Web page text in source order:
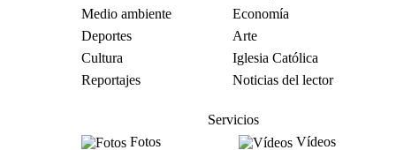
Medio ambiente
Economía
Deportes
Arte
Cultura
Iglesia Católica
Reportajes
Noticias del lector
Servicios
Fotos
Vídeos